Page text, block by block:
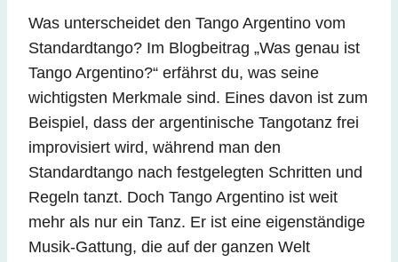
Was unterscheidet den Tango Argentino vom
Standardtango? Im Blogbeitrag „Was genau ist
Tango Argentino?“ erfährst du, was seine
wichtigsten Merkmale sind. Eines davon ist zum
Beispiel, dass der argentinische Tangotanz frei
improvisiert wird, während man den
Standardtango nach festgelegten Schritten und
Regeln tanzt. Doch Tango Argentino ist weit
mehr als nur ein Tanz. Er ist eine eigenständige
Musik-Gattung, die auf der ganzen Welt